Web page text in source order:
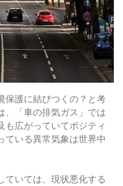
保護に結びつくの？と考
、「車の排気ガス」では
も広がっていてポジティ
ている異常気象は世界中
ていては、現状悪化する